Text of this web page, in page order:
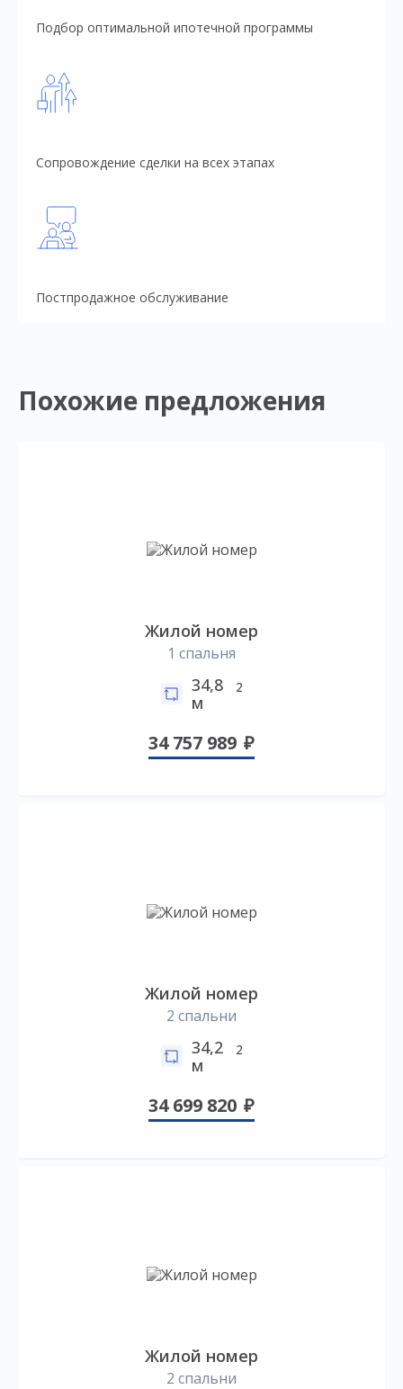
Подбор оптимальной ипотечной программы
Сопровождение сделки на всех этапах
Постпродажное обслуживание
Похожие предложения
Жилой номер
1 спальня
34,8
м
2
34 757 989
Жилой номер
2 спальни
34,2
м
2
34 699 820
Жилой номер
2 спальни